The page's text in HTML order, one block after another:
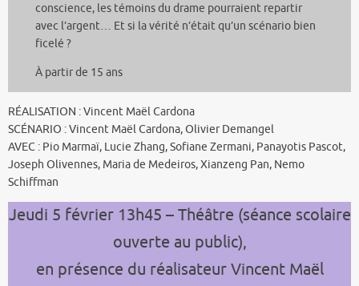
conscience, les témoins du drame pourraient repartir
avec l’argent… Et si la vérité n’était qu’un scénario bien
ficelé ?
À partir de 15 ans
RÉALISATION : Vincent Maël Cardona
SCÉNARIO : Vincent Maël Cardona, Olivier Demangel
AVEC : Pio Marmaï, Lucie Zhang, Sofiane Zermani, Panayotis Pascot,
Joseph Olivennes, Maria de Medeiros, Xianzeng Pan, Nemo
Schiffman
Jeudi 5 février 13h45 – Théâtre (séance scolaire
ouverte au public),
en présence du réalisateur Vincent Maël